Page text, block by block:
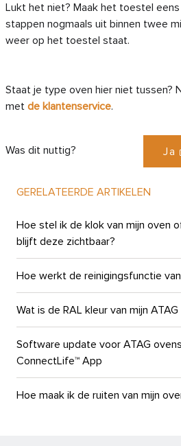
Lukt het niet? Maak het toestel
stappen nogmaals uit binnen twee
weer op het toestel staat.
Staat je type oven hier niet tussen?
met de klantenservice.
Was dit nuttig? Ja
GERELATEERDE ARTIKELEN
Hoe stel ik de klok van mijn oven
blijft deze zichtbaar?
Hoe werkt de reinigingsfunctie
Wat is de RAL kleur van mijn
Software update voor ATAG
ConnectLife™ App
Hoe maak ik de ruiten van mijn